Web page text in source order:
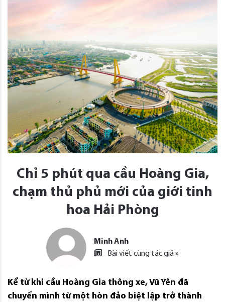
Chỉ 5 phút qua cầu Hoàng Gia,
chạm thủ phủ mới của giới tinh
hoa Hải Phòng
Minh Anh
Bài viết cùng tác giả »
Kể từ khi cầu Hoàng Gia thông xe, Vũ Yên đã
chuyển mình từ một hòn đảo biệt lập trở thành